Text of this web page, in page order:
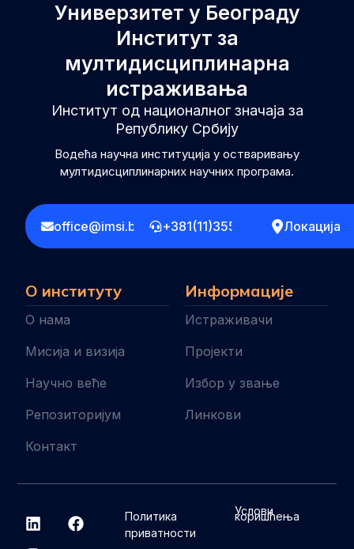
Универзитет у Београду
Институт за
мултидисциплинарна
истраживања
Институт од националног значаја за
Републику Србију
Водећа научна институција у остваривању
мултидисциплинарних научних програма.
office@imsi.bg.ac.rs+381(11)3555258 Локација
О институту
О нама
Мисија и визија
Научно веће
Репозиторијум
Контакт
Информације
Истраживачи
Пројекти
Избор у звање
Линкови
i
a
n
Политика
приватности
Услови
коришћења